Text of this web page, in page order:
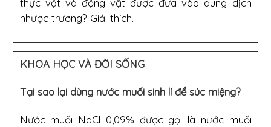
thực vật và động vật được đưa vào dung dịch
nhược trương? Giải thích.
KHOA HỌC VÀ ĐỜI SỐNG
Tại sao lại dùng nước muối sinh lí để súc miệng?
Nước muối NaCl 0,09% được gọi là nước muối